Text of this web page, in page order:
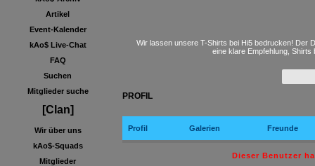
Artikel
Event-Kalender
kAo$ Live-Chat
FAQ
Suchen
Mitglieder suche
[Clan]
Wir über uns
kAo$-Squads
Mitglieder
Wir lassen unsere T-Shirts bei Hi5 bedrucken! Der
eine klare Empfehlung,
PROFIL
Profil Galerien Freunde
Dieser Benutzer